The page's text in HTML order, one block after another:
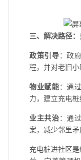
三、解决路径
政策引导：政
程，并对老旧小
物业赋能：通
力，建立充电桩
业主共治：通
案，减少邻里矛
充电桩进社区